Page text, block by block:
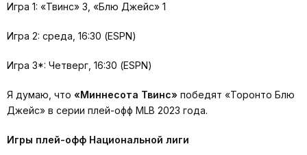
Игра 1: «Твинс» 3, «Блю Джейс» 1
Игра 2: среда, 16:30 (ESPN)
Игра 3*: Четверг, 16:30 (ESPN)
Я думаю, что «Миннесота Твинс» победят «Торонто Блю
Джейс» в серии плей-офф MLB 2023 года.
Игры плей-офф Национальной лиги